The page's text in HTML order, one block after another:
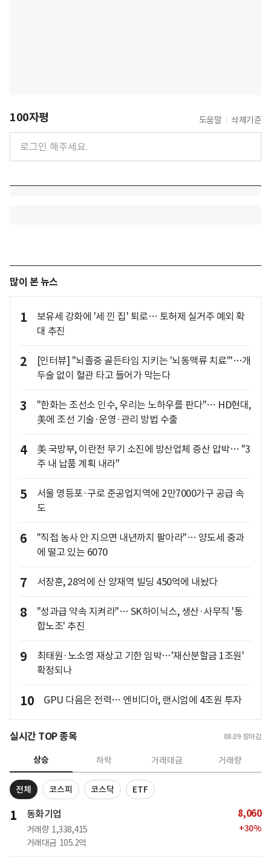
100자평 도움말 삭제기준
많이 본 뉴스
1
보유세 강화에 '세 낀 집' 퇴로… 토허제 실거주 예외 확
대 추진
2
[인터뷰] "뇌졸중 골든타임 지키는 '뇌동맥류 치료'"…개
두술 없이 혈관 타고 들어가 막는다
3
"한화는 조선소 인수, 우리는 노하우를 판다"… HD현대,
美에 조선 기술·운영·관리 방법 수출
4
美 국방부, 이란전 무기 소진에 방산업체 증산 압박… "3
주 내 납품 계획 내라"
5
서울 영등포·구로 준공업지역에 2만7000가구 공급 속
도
6
"직접 농사 안 지으면 내년까지 팔아라"… 양도세 중과
에 떨고 있는 6070
7 서장훈, 28억에 산 양재역 빌딩 450억에 내놨다
8
"성과급 약속 지켜라"… SK하이닉스, 생산·사무직 '통
합노조' 추진
9
최태원·노소영 재상고 기한 임박…'재산분할금 1조원'
확정되나
10 GPU 다음은 전력… 엔비디아, 랜시엄에 4조원 투자
실시간 TOP 종목 08.09 장마감
상승 하락 거래대금 거래량
전체 코스피 코스닥 ETF
1 동화기업
거래량 1,338,415
거래대금 105.2억
8,060
+30%